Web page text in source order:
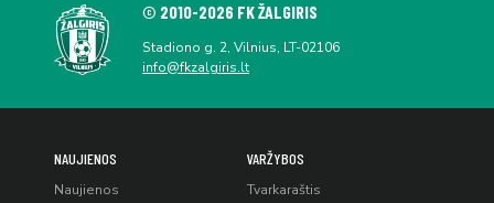
© 2010-2026 FK ŽALGIRIS
Stadiono g. 2, Vilnius, LT-02106
info@fkzalgiris.lt
NAUJIENOS
Naujienos
VARŽYBOS
Tvarkaraštis